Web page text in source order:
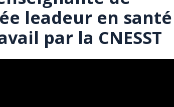
leadeur en santé
par la CNESST